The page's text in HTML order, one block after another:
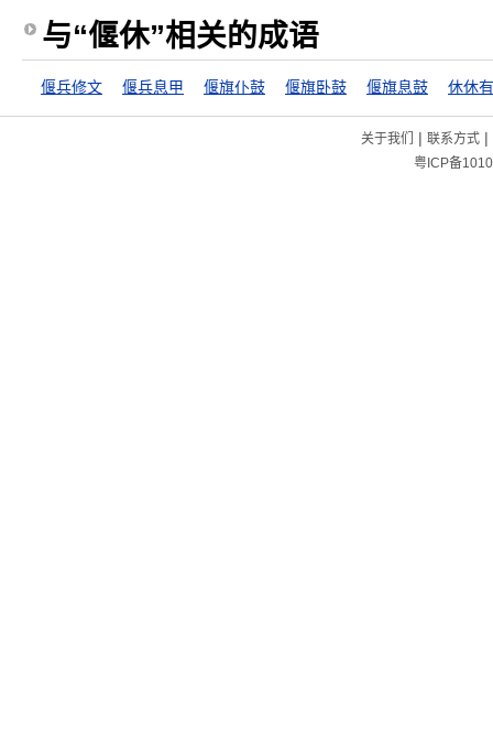
与“偃休”相关的成语
偃兵修文 偃兵息甲 偃旗仆鼓 偃旗卧鼓 偃旗息鼓 休休
关于我们 | 联系方式|
粤ICP备